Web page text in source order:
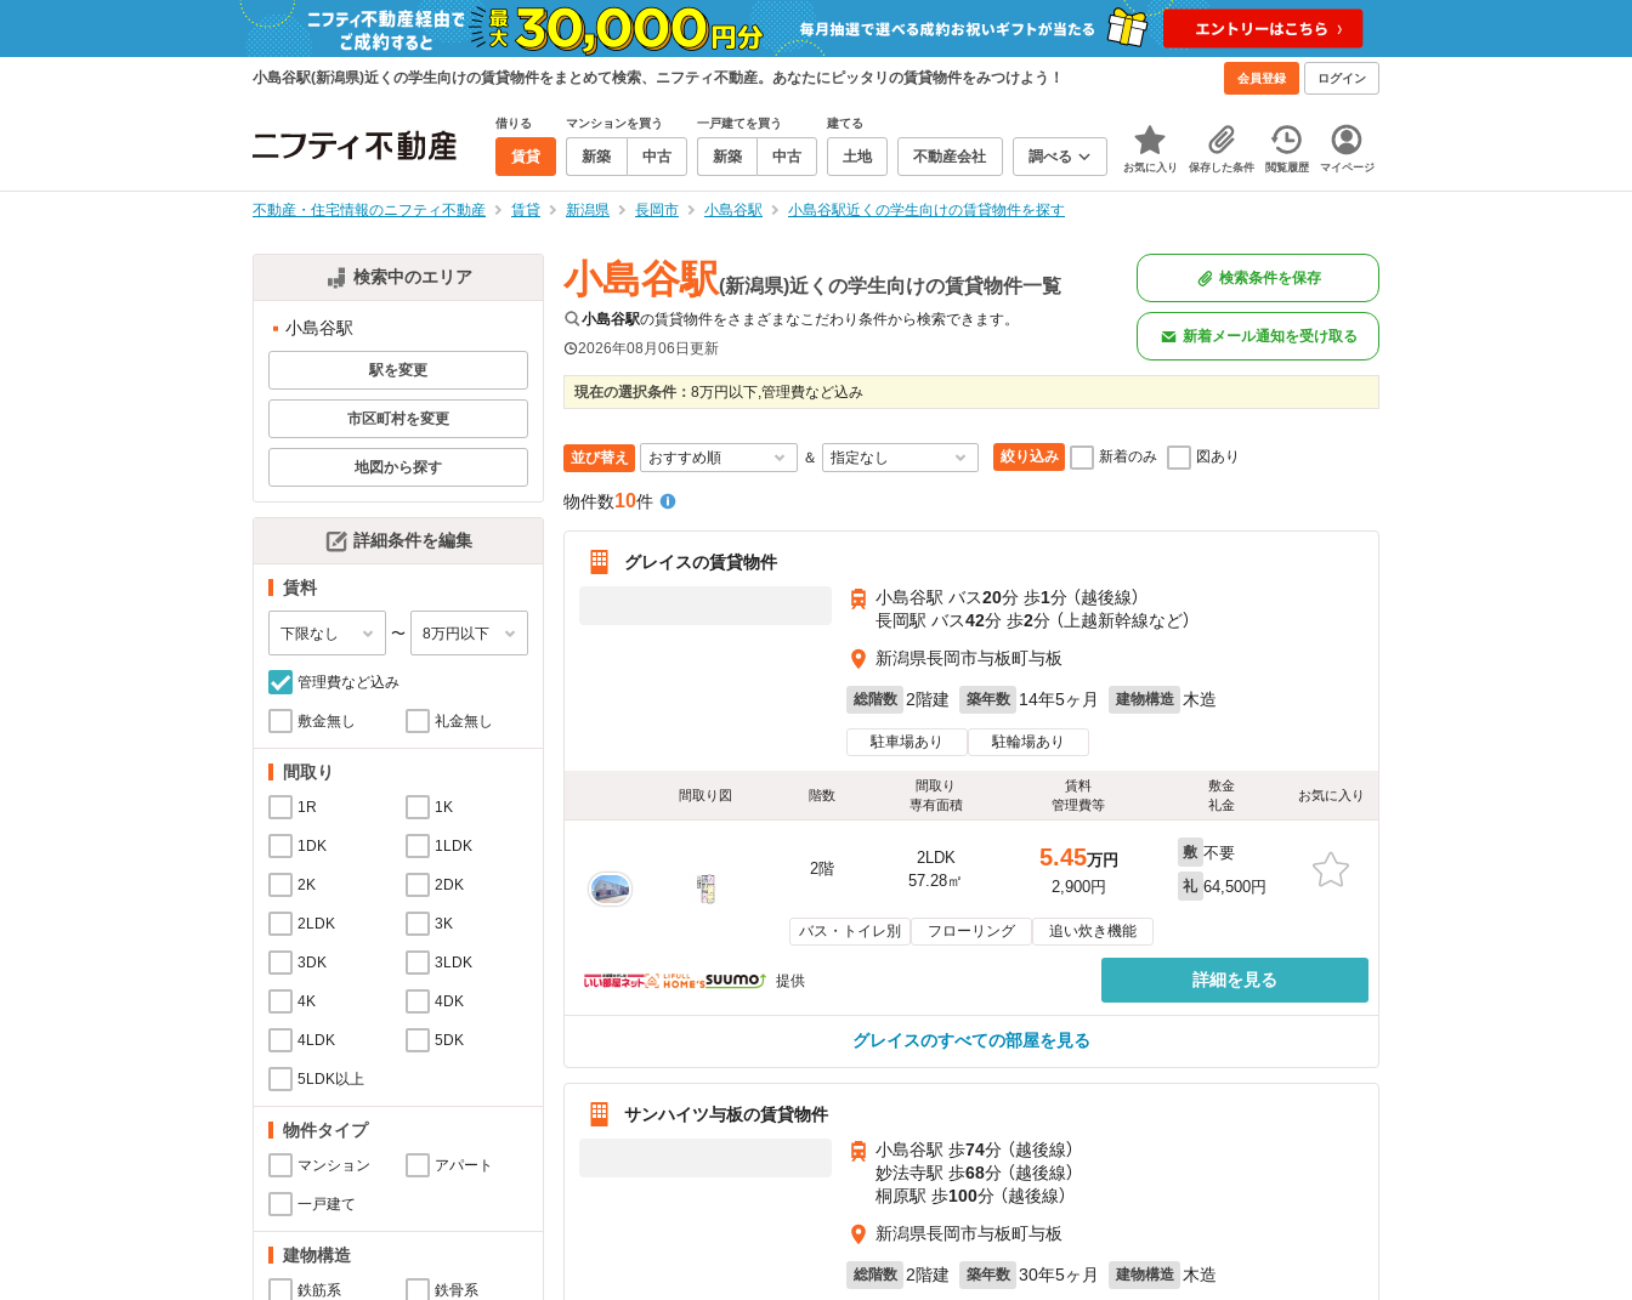
小島谷駅(新潟県)近くの学生向けの賃貸物件をまとめて検索、ニフティ不動産。あなたにピッタリの賃貸物件をみつけよう！ 会員登録 ログイン
借りる
賃貸
マンションを買う
新築 中古
一戸建てを買う
新築 中古
建てる
土地 不動産会社 調べる
お気に入り 保存した条件 閲覧履歴 マイページ
不動産・住宅情報のニフティ不動産 賃貸 新潟県 長岡市 小島谷駅 小島谷駅近くの学生向けの賃貸物件を探す
検索中のエリア
小島谷駅
駅を変更
市区町村を変更
地図から探す
詳細条件を編集
賃料
〜
管理費など込み
敷金無し 礼金無し
間取り
1R 1K
1DK 1LDK
2K 2DK
2LDK 3K
3DK 3LDK
4K 4DK
4LDK 5DK
5LDK以上
物件タイプ
マンション アパート
一戸建て
建物構造
鉄筋系 鉄骨系
小島谷駅(新潟県)近くの学生向けの賃貸物件一覧
小島谷駅の賃貸物件をさまざまなこだわり条件から検索できます。
2026年08月06日更新
検索条件を保存
新着メール通知を受け取る
現在の選択条件： 8万円以下,管理費など込み
並び替え ＆ 絞り込み 新着のみ 図あり
物件数10件
グレイスの賃貸物件
小島谷駅 バス20分 歩1分 （越後線）
長岡駅 バス42分 歩2分 （上越新幹線など）
新潟県長岡市与板町与板
総階数 2階建 築年数 14年5ヶ月 建物構造 木造
駐車場あり 駐輪場あり
間取り図 階数
間取り
専有面積
賃料
管理費等
敷金
礼金
お気に入り
2階
2LDK
57.28㎡
5.45万円
2,900円
敷 不要
礼 64,500円
バス・トイレ別 フローリング 追い炊き機能
提供 詳細を見る
グレイスのすべての部屋を見る
サンハイツ与板の賃貸物件
小島谷駅 歩74分 （越後線）
妙法寺駅 歩68分 （越後線）
桐原駅 歩100分 （越後線）
新潟県長岡市与板町与板
総階数 2階建 築年数 30年5ヶ月 建物構造 木造